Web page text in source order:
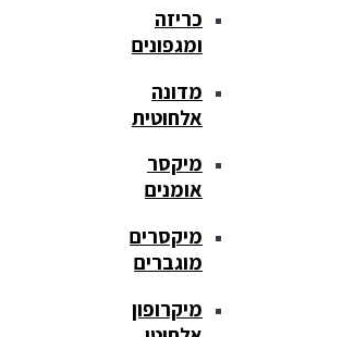
כריזה
ומגפונים
מדונה
אלחוטית
מיקסר
אומנים
מיקסרים
מוגברים
מיקרופון